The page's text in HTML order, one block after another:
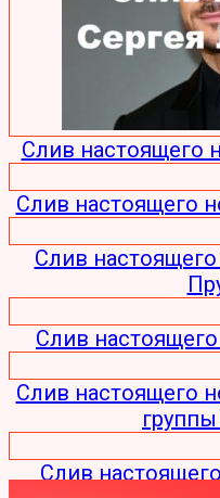
Слив настоящего
Слив настоящего
Слив
Слив
Слив настоящего
Слив